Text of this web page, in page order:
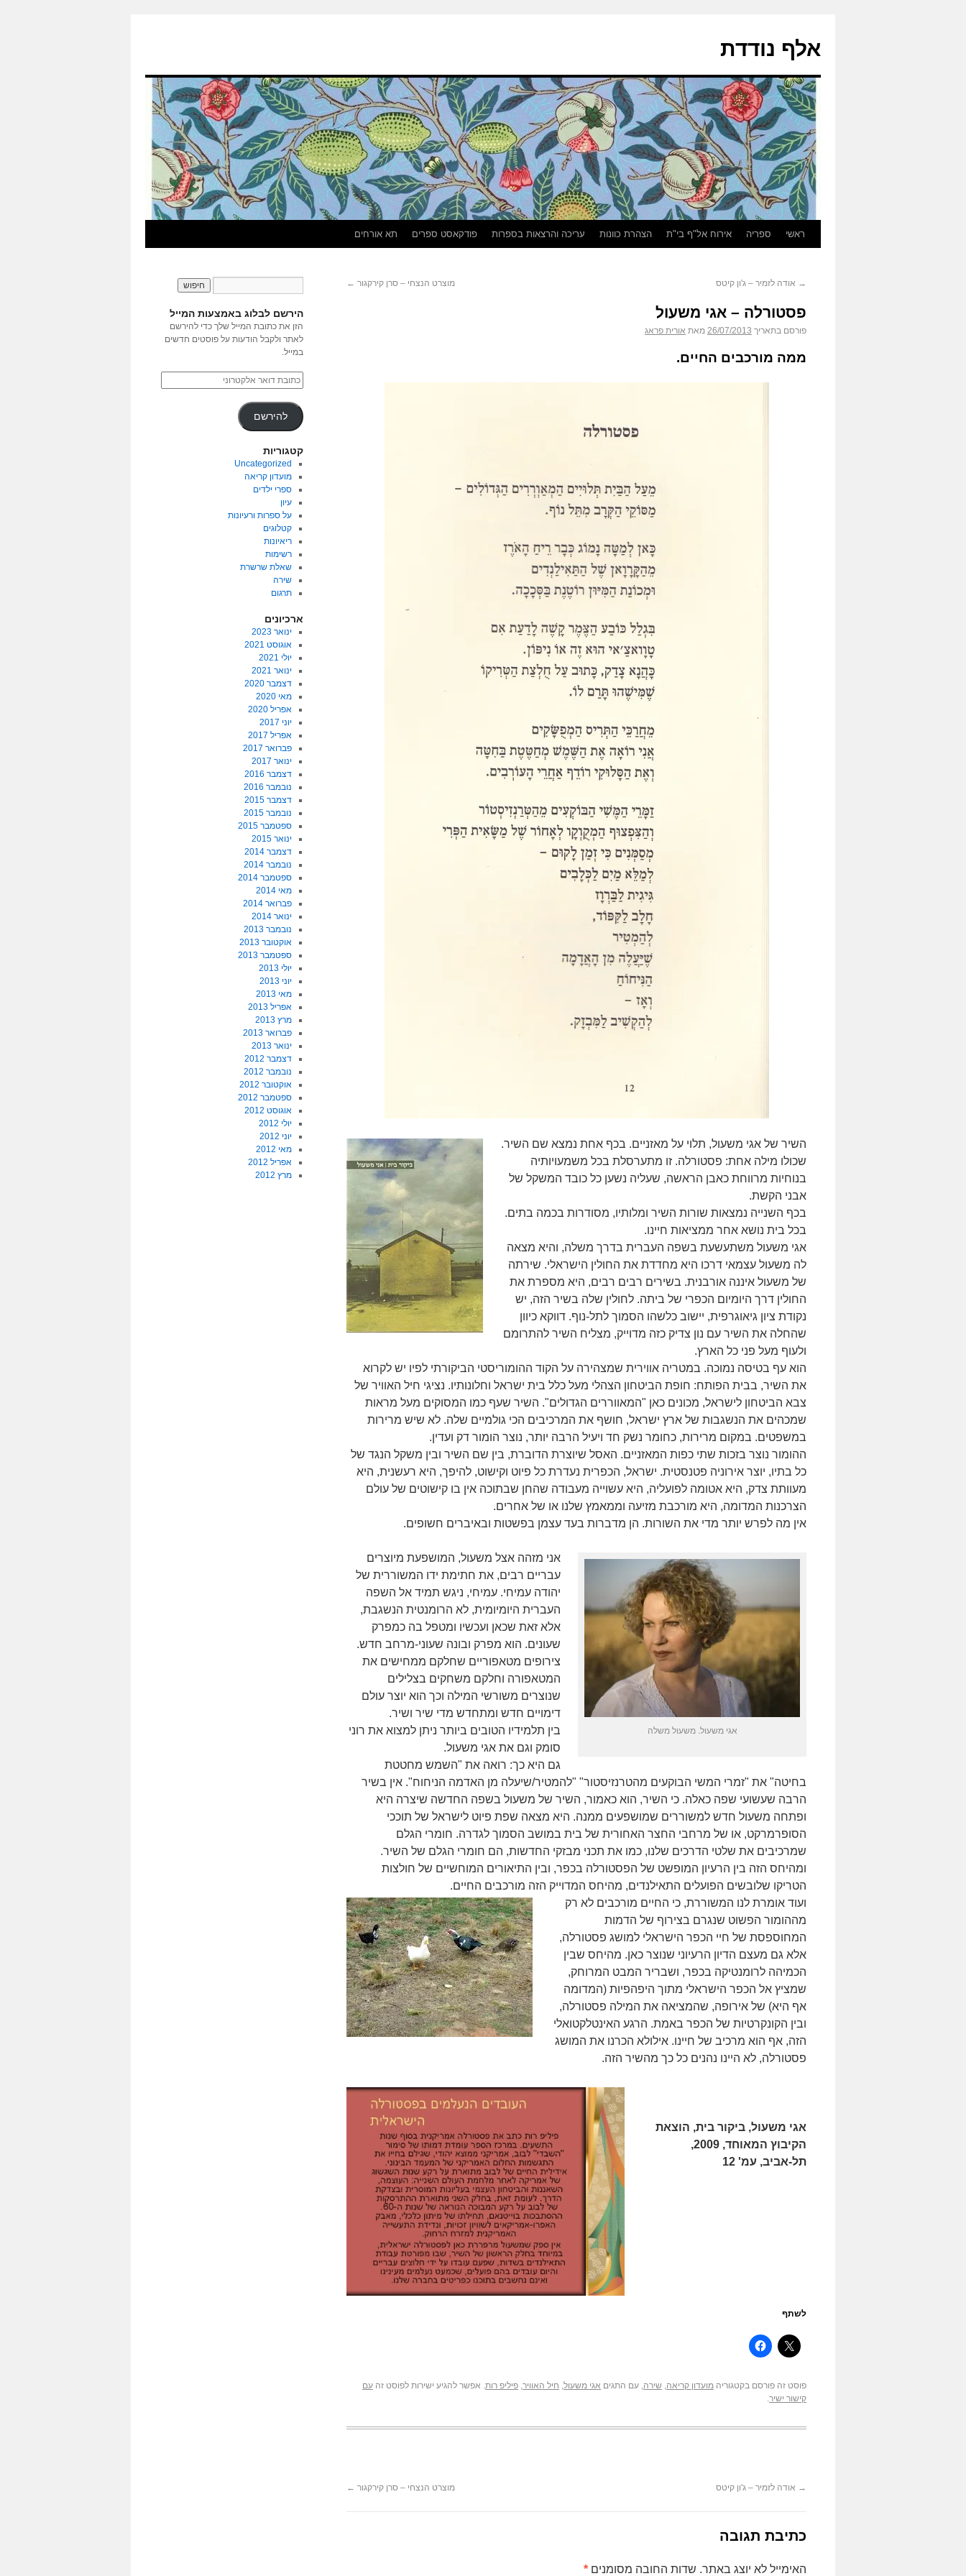
אלף נודדת
ראשי ספריה אירוח אל"ף בי"ת הצהרת כוונות עריכה והרצאות בספרות פודקאסט ספרים תא אורחים
→ אודה לזמיר – ג'ון קיטס מוצרט הנצחי – סרן קירקגור ←
פסטורלה – אגי משעול
פורסם בתאריך 26/07/2013 מאת אורית פראג
ממה מורכבים החיים.
השיר של אגי משעול, תלוי על מאזניים. בכף אחת נמצא שם השיר.
שכולו מילה אחת: פסטורלה. זו מתערסלת בכל משמעויותיה
בנוחיות מרווחת כאבן הראשה, שעליה נשען כל כובד המשקל של
אבני הקשת.
בכף השנייה נמצאות שורות השיר ומלותיו, מסודרות בכמה בתים.
בכל בית נושא אחר ממציאות חיינו.
אגי משעול משתעשעת בשפה העברית בדרך משלה, והיא מצאה
לה משעול עצמאי דרכו היא מחדדת את החולין הישראלי. שירתה
של משעול איננה אורבנית. בשירים רבים רבים, היא מספרת את
החולין דרך היומיום הכפרי של ביתה. לחולין שלה בשיר הזה, יש
נקודת ציון גיאוגרפית, יישוב כלשהו הסמוך לתל-נוף. דווקא כיוון
שהחלה את השיר עם נון צדיק כזה מדוייק, מצליח השיר להתרומם
ולעוף מעל פני כל הארץ.
הוא עף בטיסה נמוכה. במטריה אווירית שמצהירה על הקוד ההומוריסטי הביקורתי לפיו יש לקרוא
את השיר, בבית הפותח: חופת הביטחון הצהלי מעל כלל בית ישראל וחלונותיו. נציגי חיל האוויר של
צבא הביטחון לישראל, מכונים כאן "המאווררים הגדולים". השיר שעף כמו המסוקים מעל מראות
שמכהים את הנשגבות של ארץ ישראל, חושף את המרכיבים הכי גולמיים שלה. לא שיש מרירות
במשפטים. במקום מרירות, כחומר נשק חד ויעיל הרבה יותר, נוצר הומור דק ועדין.
ההומור נוצר בזכות שתי כפות המאזניים. האסל שיוצרת הדוברת, בין שם השיר ובין משקל הנגד של
כל בתיו, יוצר אירוניה פטנסטית. ישראל, הכפרית נעדרת כל פיוט וקישוט, להיפך, היא רעשנית, היא
מעוותת צדק, היא אטומה לפועליה, היא עשוייה מעבודה שהחן שבתוכה אין בו קישוטים של עולם
הצרכנות המדומה, היא מורכבת מזיעה וממאמץ שלנו או של אחרים.
אין מה לפרש יותר מדי את השורות. הן מדברות בעד עצמן בפשטות ובאיברים חשופים.
אגי משעול. משעול משלה
אני מזהה אצל משעול, המושפעת מיוצרים
עבריים רבים, את חתימת ידו המשוררית של
יהודה עמיחי. עמיחי, ניגש תמיד אל השפה
העברית היומיומית, לא הרומנטית הנשגבת,
אלא זאת שכאן ועכשיו ומטפל בה כמפרק
שעונים. הוא מפרק ובונה שעוני-מרחב חדש.
צירופים מטאפוריים שחלקם ממחישים את
המטאפורה וחלקם משחקים בצלילים
שנוצרים משורשי המילה וכך הוא יוצר עולם
דימויים חדש ומתחדש מדי שיר ושיר.
בין תלמידיו הטובים ביותר ניתן למצוא את רוני
סומק וגם את אגי משעול.
גם היא כך: רואה את "השמש מחטטת
בחיטה" את "זמרי המשי הבוקעים מהטרנזיסטור" "להמטיר/שיעלה מן האדמה הניחוח". אין בשיר
הרבה שעשועי שפה כאלה. כי השיר, הוא כאמור, השיר של משעול בשפה החדשה שיצרה היא
ופתחה משעול חדש למשוררים שמושפעים ממנה. היא מצאה שפת פיוט לישראל של תוככי
הסופרמרקט, או של מרחבי החצר האחורית של בית במושב הסמוך לגדרה. חומרי הגלם
שמרכיבים את שלטי הדרכים שלנו, כמו את תכני מבזקי החדשות, הם חומרי הגלם של השיר.
ומהיחס הזה בין הרעיון המופשט של הפסטורלה בכפר, ובין התיאורים המוחשיים של חולצות
הטריקו שלובשים הפועלים התאילנדים, מהיחס המדוייק הזה מורכבים החיים.
ועוד אומרת לנו המשוררת, כי החיים מורכבים לא רק
מההומור הפשוט שנגרם בצירוף של הדמות
המחוספסת של חיי הכפר הישראלי למושג פסטורלה,
אלא גם מעצם הדיון הרעיוני שנוצר כאן. מהיחס שבין
הכמיהה לרומנטיקה בכפר, ושבריר המבט המרוחק,
שמציץ אל הכפר הישראלי מתוך היפהפיות (המדומה
אף היא) של אירופה, שהמציאה את המילה פסטורלה,
ובין הקונקרטיות של הכפר באמת. הרגע האינטלקטואלי
הזה, אף הוא מרכיב של חיינו. אילולא הכרנו את המושג
פסטורלה, לא היינו נהנים כל כך מהשיר הזה.
אגי משעול, ביקור בית, הוצאת
הקיבוץ המאוחד, 2009,
תל-אביב, עמ' 12
לשתף
פוסט זה פורסם בקטגוריה מועדון קריאה, שירה, עם התגים אגי משעול, חיל האוויר, פיליפ רות. אפשר להגיע ישירות לפוסט זה עם
קישור ישיר.
→ אודה לזמיר – ג'ון קיטס מוצרט הנצחי – סרן קירקגור ←
כתיבת תגובה
האימייל לא יוצג באתר. שדות החובה מסומנים *
הירשם לבלוג באמצעות המייל
הזן את כתובת המייל שלך כדי להירשם
לאתר ולקבל הודעות על פוסטים חדשים
במייל.
להירשם
קטגוריות
Uncategorized
מועדון קריאה
ספרי ילדים
עיון
על ספרות ורעיונות
קטלוגים
ריאיונות
רשימות
שאלת שרשרת
שירה
תרגום
ארכיונים
ינואר 2023
אוגוסט 2021
יולי 2021
ינואר 2021
דצמבר 2020
מאי 2020
אפריל 2020
יוני 2017
אפריל 2017
פברואר 2017
ינואר 2017
דצמבר 2016
נובמבר 2016
דצמבר 2015
נובמבר 2015
ספטמבר 2015
ינואר 2015
דצמבר 2014
נובמבר 2014
ספטמבר 2014
מאי 2014
פברואר 2014
ינואר 2014
נובמבר 2013
אוקטובר 2013
ספטמבר 2013
יולי 2013
יוני 2013
מאי 2013
אפריל 2013
מרץ 2013
פברואר 2013
ינואר 2013
דצמבר 2012
נובמבר 2012
אוקטובר 2012
ספטמבר 2012
אוגוסט 2012
יולי 2012
יוני 2012
מאי 2012
אפריל 2012
מרץ 2012